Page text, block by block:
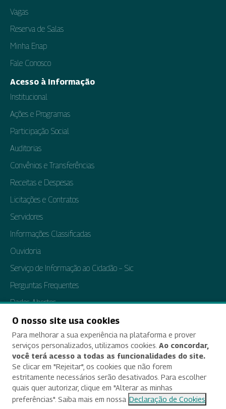
Vagas
Reserva de Salas
Minha Enap
Fale Conosco
Acesso à Informação
Institucional
Ações e Programas
Participação Social
Auditorias
Convênios e Transferências
Receitas e Despesas
Licitações e Contratos
Servidores
Informações Classificadas
Ouvidoria
Serviço de Informação ao Cidadão – Sic
Perguntas Frequentes
Dados Abertos
Tratamento de Dados Pessoais
Transparência e Prestação de Contas
Acessibilidade
Termos de uso e aviso de privacidade
O nosso site usa cookies
Para melhorar a sua experiência na plataforma e prover
serviços personalizados, utilizamos cookies. Ao concordar,
você terá acesso a todas as funcionalidades do site.
Se clicar em "Rejeitar", os cookies que não forem
estritamente necessários serão desativados. Para escolher
quais quer autorizar, clique em "Alterar as minhas
preferências". Saiba mais em nossa Declaração de Cookies